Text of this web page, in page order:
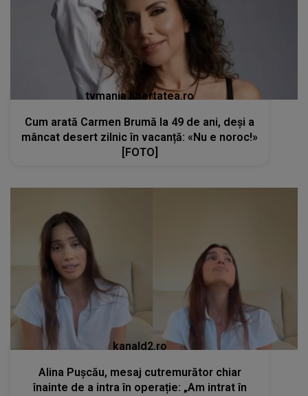
tvmania.libertatea.ro
Cum arată Carmen Brumă la 49 de ani, deși a
mâncat desert zilnic în vacanță: «Nu e noroc!»
[FOTO]
kanald2.ro
Alina Pușcău, mesaj cutremurător chiar
înainte de a intra în operație: „Am intrat în